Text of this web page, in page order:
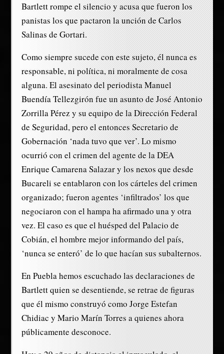
Bartlett rompe el silencio y acusa que fueron los
panistas los que pactaron la unción de Carlos
Salinas de Gortari.
Como siempre sucede con este sujeto, él nunca es
responsable, ni política, ni moralmente de cosa
alguna. El asesinato del periodista Manuel
Buendía Tellezgirón fue un asunto de José Antonio
Zorrilla Pérez y su equipo de la Dirección Federal
de Seguridad, pero el entonces Secretario de
Gobernación ‘nada tuvo que ver’. Lo mismo
ocurrió con el crimen del agente de la DEA
Enrique Camarena Salazar y los nexos que desde
Bucareli se entablaron con los cárteles del crimen
organizado; fueron agentes ‘infiltrados’ los que
negociaron con el hampa ha afirmado una y otra
vez. El caso es que el huésped del Palacio de
Cobián, el hombre mejor informando del país,
‘nunca se enteró’ de lo que hacían sus subalternos.
En Puebla hemos escuchado las declaraciones de
Bartlett quien se desentiende, se retrae de figuras
que él mismo construyó como Jorge Estefan
Chidiac y Mario Marín Torres a quienes ahora
públicamente desconoce.